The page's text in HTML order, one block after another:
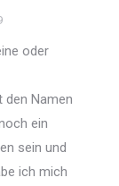
oder
Namen
ein
sein und
ich mich